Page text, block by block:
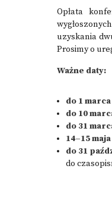
Opłata
uzyskania
Prosimy o
Ważne daty:
do 1
do 10
do 31
14–15
do 31
do